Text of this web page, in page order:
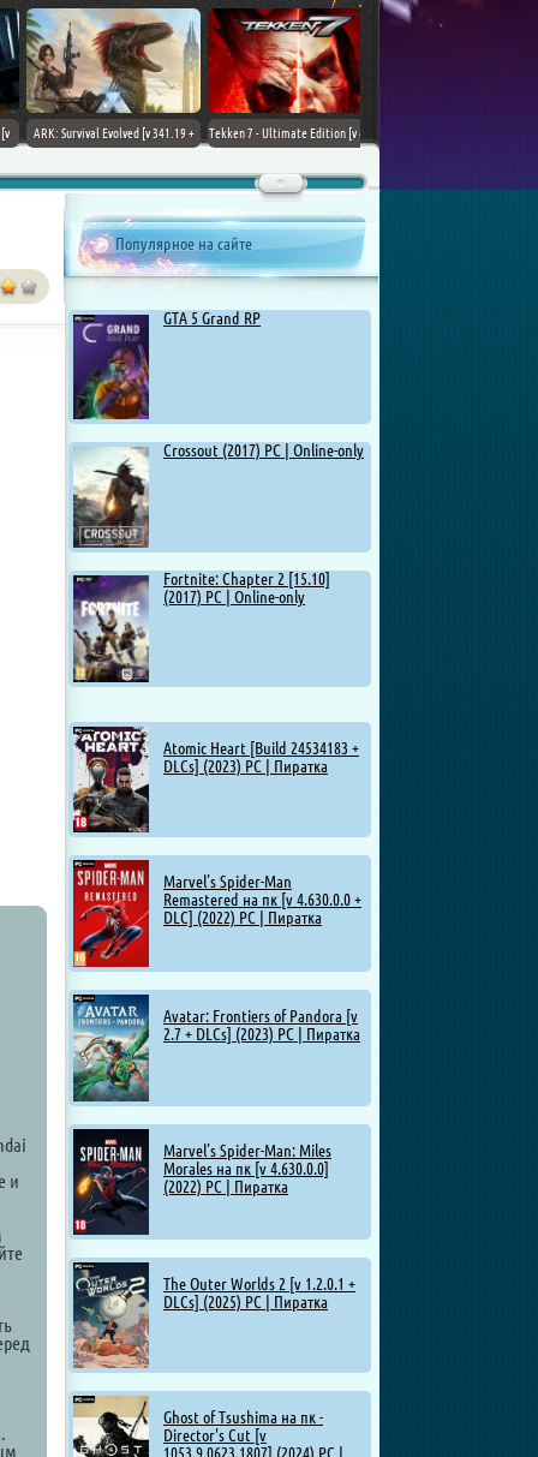
ARK: Survival Evolved [v 341.19 +
Tekken 7 - Ultimate Edition [v 4.22
Chovka
Популярное на сайте
GTA 5 Grand RP
Crossout (2017) PC | Online-only
Fortnite: Chapter 2 [15.10]
(2017) PC | Online-only
Atomic Heart [Build 24534183 +
DLCs] (2023) PC | Пиратка
Marvel’s Spider-Man
Remastered на пк [v 4.630.0.0 +
DLC] (2022) PC | Пиратка
Avatar: Frontiers of Pandora [v
2.7 + DLCs] (2023) PC | Пиратка
Marvel’s Spider-Man: Miles
Morales на пк [v 4.630.0.0]
(2022) PC | Пиратка
The Outer Worlds 2 [v 1.2.0.1 +
DLCs] (2025) PC | Пиратка
Ghost of Tsushima на пк -
Director's Cut [v
и